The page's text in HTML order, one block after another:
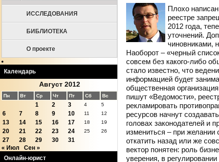
ИССЛЕДОВАНИЯ
БИБЛИОТЕКА
О проекте
Календарь
Август 2012
Пн Вт Ср Чт Пт Сб Вс
1 2 3 4 5
6 7 8 9 10 11 12
13 14 15 16 17 18 19
20 21 22 23 24 25 26
27 28 29 30
31
« Июл
Сен »
Онлайн-юрист
Плохо
реестре
2012 года,
уточнений.
чиновниками,
Наоборот – «черный
совсем без какого-либо
стало известно, что
информацией будет
общественная
пишут «Ведомости»,
рекламировать
ресурсов начнут
головах законодателей и
измениться – при
откатить назад или же
вектор понятен: роль
уверения, в